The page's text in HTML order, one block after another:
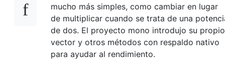
mucho más simples, como cambiar en lugar
de multiplicar cuando se trata de una
de dos. El proyecto mono introdujo su propio
vector y otros métodos con respaldo nativo
para ayudar al rendimiento.